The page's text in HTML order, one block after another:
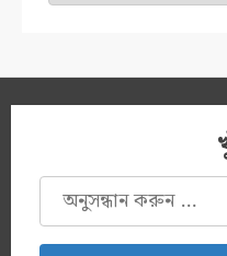
অনুসন্ধানঃ